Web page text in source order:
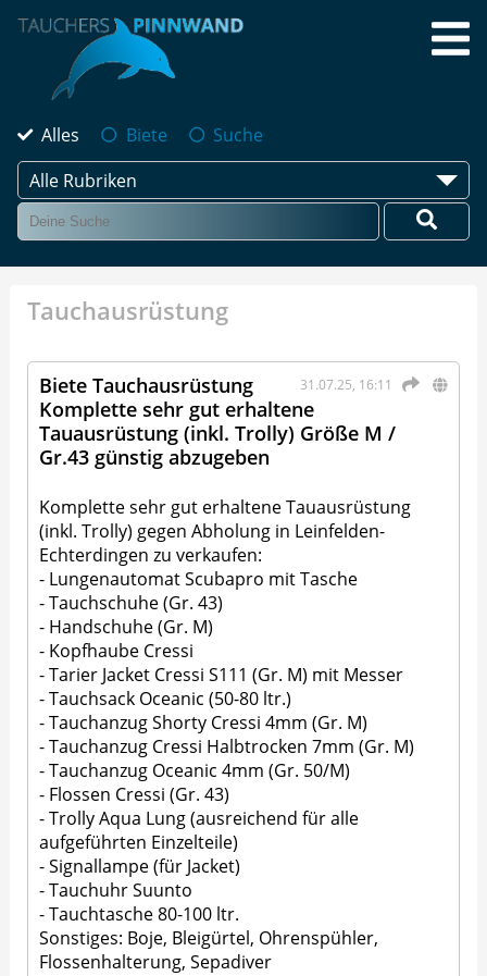
Alles Biete
Suche
Alle Rubriken
Tauchausrüstung
31.07.25, 16:11
Biete Tauchausrüstung
Komplette sehr gut erhaltene
Tauausrüstung (inkl. Trolly) Größe M /
Gr.43 günstig abzugeben
Komplette sehr gut erhaltene Tauausrüstung
(inkl. Trolly) gegen Abholung in Leinfelden-
Echterdingen zu verkaufen:
- Lungenautomat Scubapro mit Tasche
- Tauchschuhe (Gr. 43)
- Handschuhe (Gr. M)
- Kopfhaube Cressi
- Tarier Jacket Cressi S111 (Gr. M) mit Messer
- Tauchsack Oceanic (50-80 ltr.)
- Tauchanzug Shorty Cressi 4mm (Gr. M)
- Tauchanzug Cressi Halbtrocken 7mm (Gr. M)
- Tauchanzug Oceanic 4mm (Gr. 50/M)
- Flossen Cressi (Gr. 43)
- Trolly Aqua Lung (ausreichend für alle
aufgeführten Einzelteile)
- Signallampe (für Jacket)
- Tauchuhr Suunto
- Tauchtasche 80-100 ltr.
Sonstiges: Boje, Bleigürtel, Ohrenspühler,
Flossenhalterung, Sepadiver